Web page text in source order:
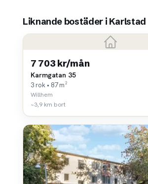
Liknande bostäder i Karlstad
7 703 kr/mån
Karmgatan 35
3 rok • 87 m²
Willhem
~3,9 km bort